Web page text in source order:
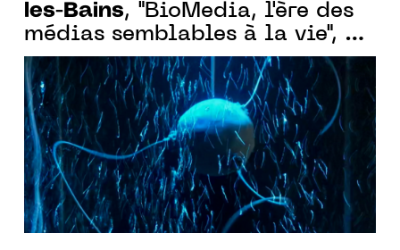
les-Bains, "BioMedia, l'ère des
médias semblables à la vie", du
13 mai au 08 juillet 2022